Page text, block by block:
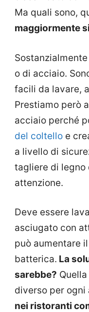
Ma quali sono,
maggiormente
o di acciaio.
facili da lavare,
Prestiamo però
acciaio perché
del coltello e
a livello di
tagliere di legno
attenzione.
Deve essere
asciugato con
può aumentare
batterica. La
sarebbe?
diverso per ogni
nei ristoranti